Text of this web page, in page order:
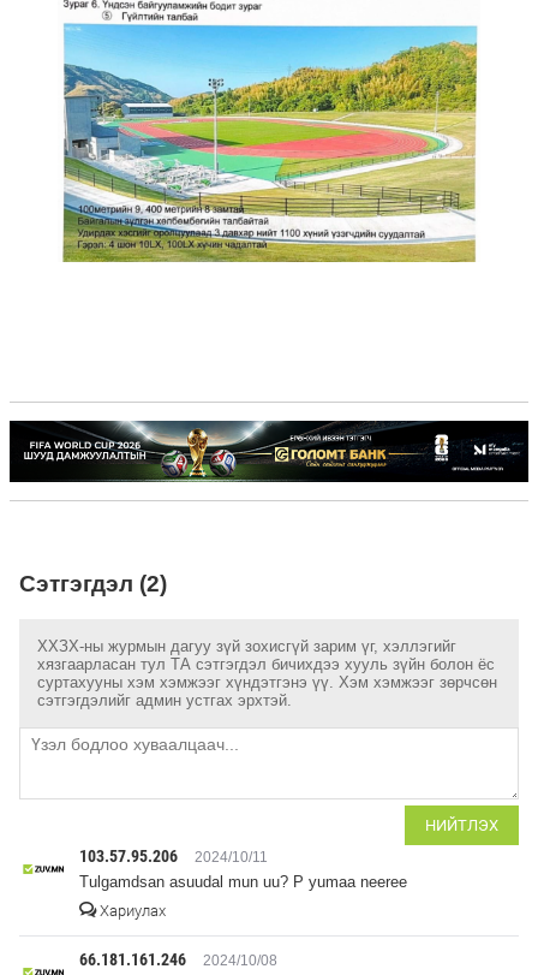
Сэтгэгдэл (2)
ХХЗХ-ны журмын дагуу зүй зохисгүй зарим үг, хэллэгийг
хязгаарласан тул ТА сэтгэгдэл бичихдээ хууль зүйн болон ёс
суртахууны хэм хэмжээг хүндэтгэнэ үү. Хэм хэмжээг зөрчсөн
сэтгэгдэлийг админ устгах эрхтэй.
НИЙТЛЭХ
103.57.95.206 2024/10/11
Tulgamdsan asuudal mun uu? P yumaa neeree
Хариулах
66.181.161.246 2024/10/08